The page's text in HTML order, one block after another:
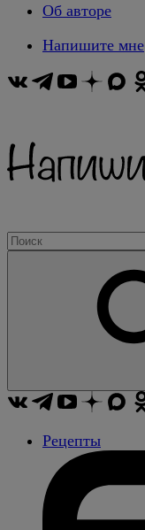
Об авторе
Напишите мне
Рецепты